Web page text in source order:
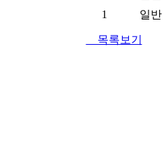
1
일반
목록보기